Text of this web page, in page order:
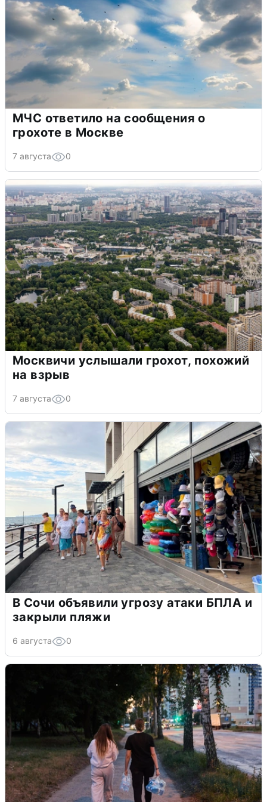
МЧС ответило на сообщения о
грохоте в Москве
7 августа 0
Москвичи услышали грохот, похожий
на взрыв
7 августа 0
В Сочи объявили угрозу атаки БПЛА и
закрыли пляжи
6 августа 0